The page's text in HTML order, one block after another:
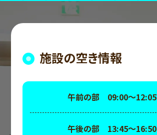
施設の空き情報
午前の部 09:00～12:05
午後の部 13:45～16:50